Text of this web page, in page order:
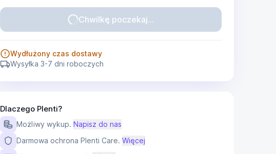
Chwilkę poczekaj...
Wydłużony czas dostawy
Wysyłka 3-7 dni roboczych
Dlaczego Plenti?
Możliwy wykup. Napisz do nas
Darmowa ochrona Plenti Care. Więcej